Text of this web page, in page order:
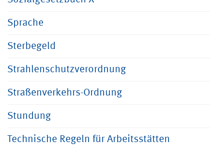
Sprache
Sterbegeld
Strahlenschutzverordnung
Straßenverkehrs-Ordnung
Stundung
Technische Regeln für Arbeitsstätten